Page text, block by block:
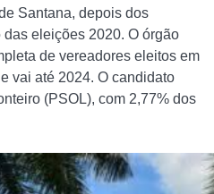
Santana, depois dos
eleições 2020. O órgão
de vereadores eleitos em
vai até 2024. O candidato
(PSOL), com 2,77% dos